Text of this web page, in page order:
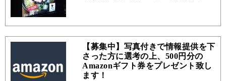
【募集中】写真付きで情報提供を下
さった方に選考の上、500円分の
Amazonギフト券をプレゼント致し
ます！